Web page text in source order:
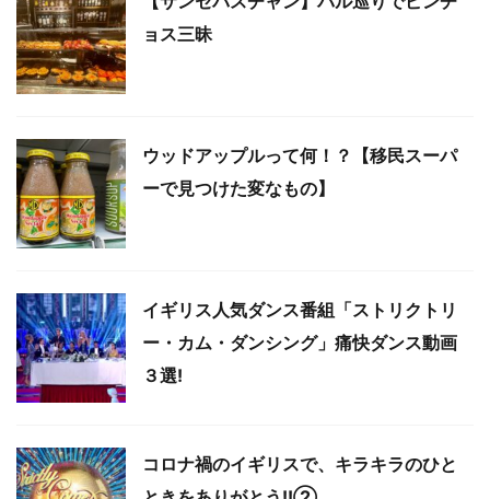
ョス三昧
ウッドアップルって何！？【移民スーパ
ーで見つけた変なもの】
イギリス人気ダンス番組「ストリクトリ
ー・カム・ダンシング」痛快ダンス動画
３選!
コロナ禍のイギリスで、キラキラのひと